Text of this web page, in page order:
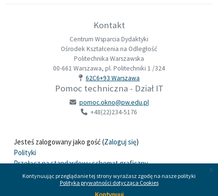
Kontynuując przeglądanie tej strony wyrażasz zgodę na nasze polityki
Polityka prywatności dotycząca Cookies
x
Kontakt
Centrum Wsparcia Dydaktyki
Ośrodek Kształcenia na Odległość
Politechnika Warszawska
00-661 Warszawa, pl. Politechniki 1 /324
62C6+93 Warszawa
Pomoc techniczna - Dział IT
pomoc.okno@pw.edu.pl
+48(22)234-5176
Jesteś zalogowany jako gość (Zaloguj się)
Polityki
Przełącz na standardowy schemat graficzny